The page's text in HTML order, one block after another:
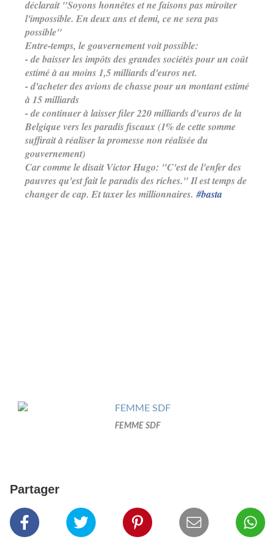
déclarait "Soyons honnêtes et ne faisons pas miroiter
l'impossible. En deux ans et demi, ce ne sera pas
possible"
Entre-temps, le gouvernement voit possible:
- de baisser les impôts des grandes sociétés pour un coût
estimé à au moins 1,5 milliards d'euros net.
- d'acheter des avions de chasse pour un montant estimé
à 15 milliards
- de continuer à laisser filer 220 milliards d'euros de la
Belgique vers les paradis fiscaux (1% de cette somme
suffirait à réaliser la promesse non réalisée du
gouvernement)
Car comme le disait Victor Hugo: "C'est de l'enfer des
pauvres qu'est fait le paradis des riches." Il est temps de
changer de cap. Et taxer les millionnaires.#basta
FEMME SDF
Partager